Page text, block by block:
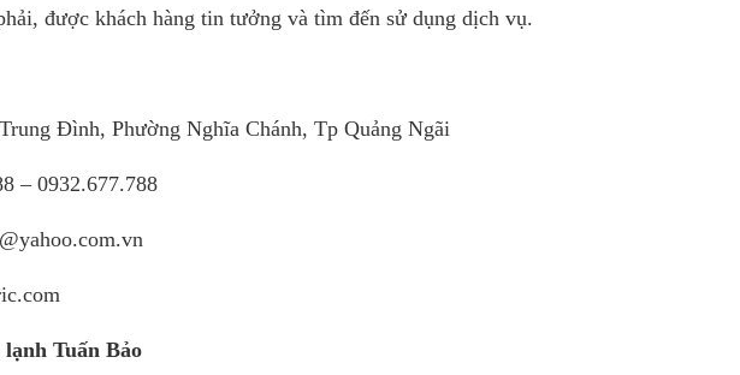
được khách hàng tin tưởng và tìm đến sử dụng dịch vụ.
Đình, Phường Nghĩa Chánh, Tp Quảng Ngãi
– 0932.677.788
Tuấn Bảo